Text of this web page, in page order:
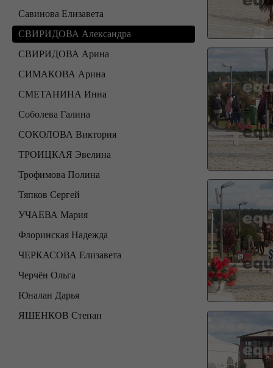
Савинова Елизавета
СВИРИДОВА Александра
СВИРИДОВА Арина
СИМАКОВА Арина
СМЕТАНИНА Инна
Соболева Галина
СОКОЛОВА Виктория
ТРОИЦКАЯ Эвелина
Трофимова Полина
Тяпков Сергей
УЧАЕВА Мария
Флоринская Надежда
ЧЕРКАСОВА Елизавета
Черчён Ольга
Юналан Дарья
ЯШЕНКОВ Степан